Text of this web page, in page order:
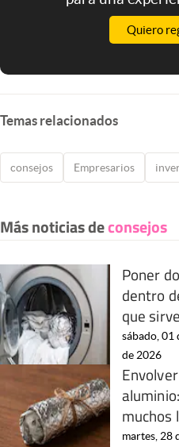
Quiero
Temas relacionados
consejos Empresarios
Más noticias deconsejos
Poner
dentro
que
sábado, 01
de 2026
muchos
martes, 28